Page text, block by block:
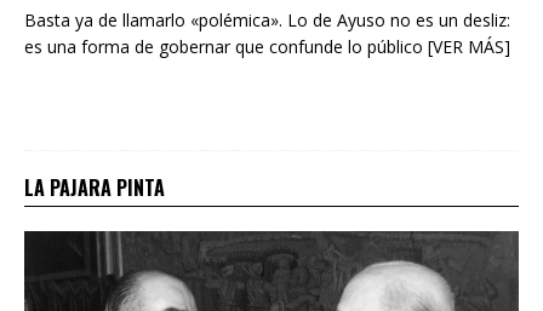
Basta ya de llamarlo «polémica». Lo de Ayuso no es un desliz:
es una forma de gobernar que confunde lo público [VER MÁS]
LA PAJARA PINTA